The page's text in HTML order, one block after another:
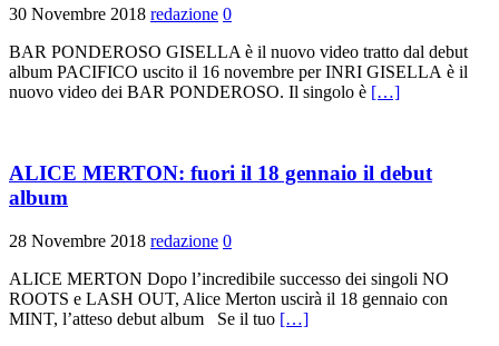
30 Novembre 2018 redazione 0
BAR PONDEROSO GISELLA è il nuovo video tratto dal debut
album PACIFICO uscito il 16 novembre per INRI GISELLA è il
nuovo video dei BAR PONDEROSO. Il singolo è […]
ALICE MERTON: fuori il 18 gennaio il debut
album
28 Novembre 2018 redazione 0
ALICE MERTON Dopo l’incredibile successo dei singoli NO
ROOTS e LASH OUT, Alice Merton uscirà il 18 gennaio con
MINT, l’atteso debut album Se il tuo […]